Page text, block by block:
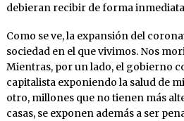
debieran recibir de forma
Como se ve, la expansión del
sociedad en el que vivimos. Nos
Mientras, por un lado, el gobierno
capitalista exponiendo la salud de
otro, millones que no tienen más
casas, se exponen además a ser